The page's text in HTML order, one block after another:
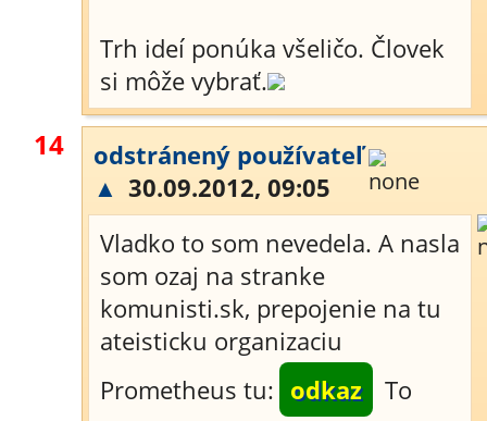
Trh ideí ponúka všeličo. Človek
si môže vybrať.
14
odstránený používateľ
▲ 30.09.2012, 09:05
Vladko to som nevedela. A nasla
som ozaj na stranke
komunisti.sk, prepojenie na tu
ateisticku organizaciu
Prometheus tu: odkaz
To